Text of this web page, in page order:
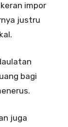
impor
justru
bagi
juga